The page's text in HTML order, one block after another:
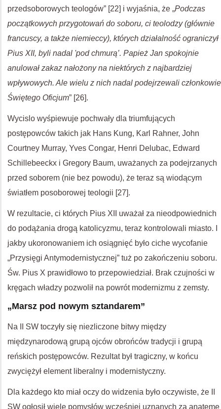
przedsoborowych teologów” [22] i wyjaśnia, że „Podczas
początkowych przygotowań do soboru, ci teolodzy (głównie
francuscy, a także niemieccy), których działalność ograniczył
Pius XII, byli nadal 'pod chmurą’. Papież Jan spokojnie
anulował zakaz nałożony na niektórych z najbardziej
wpływowych. Ale wielu z nich nadal podejrzewali członkowie
Świętego Oficjum” [26].
Wycislo wyśpiewuje pochwały dla triumfujących
postępowców takich jak Hans Kung, Karl Rahner, John
Courtney Murray, Yves Congar, Henri Delubac, Edward
Schillebeeckx i Gregory Baum, uważanych za podejrzanych
przed soborem (nie bez powodu), że teraz są wiodącym
światłem posoborowej teologii [27].
W rezultacie, ci których Pius XII uważał za nieodpowiednich
do podążania drogą katolicyzmu, teraz kontrolowali miasto. I
jakby ukoronowaniem ich osiągnięć było ciche wycofanie
„Przysięgi Antymodernistycznej” tuż po zakończeniu soboru.
Św. Pius X prawidłowo to przepowiedział. Brak czujności w
kręgach władzy pozwolił na powrót modernizmu z zemsty.
„Marsz pod nowym sztandarem”
Na II SW toczyły się niezliczone bitwy między
międzynarodową grupą ojców obrońców tradycji i grupą
reńskich postępowców. Rezultat był tragiczny, w końcu
zwyciężył element liberalny i modernistyczny.
Dla każdego kto miał oczy do widzenia było oczywiste, że II
SW ogłosił wiele pomysłów wcześniej uznanych za anatemę